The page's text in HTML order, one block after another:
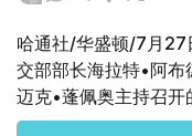
哈通社/华盛顿/7月27
交部部长海拉特•阿
迈克•蓬佩奥主持召开